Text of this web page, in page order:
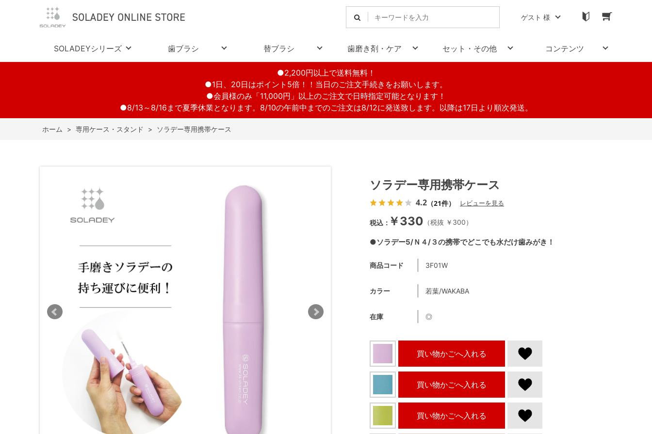
ゲスト 様
SOLADEYシリーズ 歯ブラシ 替ブラシ 歯磨き剤・ケア セット・その他 コンテンツ
●2,200円以上で送料無料！
●1日、20日はポイント5倍！！当日のご注文手続きをお願いします。
●会員様のみ「11,000円」以上のご注文で日時指定可能となります！
●8/13～8/16まで夏季休業となります。8/10の午前中までのご注文は8/12に発送致します。以降は17日より順次発送。
ホーム > 専用ケース・スタンド > ソラデー専用携帯ケース
●ソラデー5/Ｎ４/３の携帯でどこでも水だけ歯みがき！
ソラデー専用携帯ケース
4.2 （21件） レビューを見る
￥330 税抜 ￥300
商品コード 3F01W
カラー 若葉/WAKABA
在庫 ◎
買い物かごへ入れる
買い物かごへ入れる
買い物かごへ入れる